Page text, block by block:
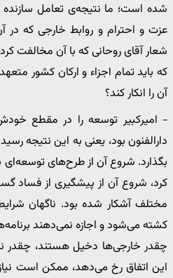
شده است؛ ما نتیجه‌ی تعامل سازنده
عزت و احترام و روابط خارجی که در
شعار آقای روحانی که با آن مخالفت
که باید تمام اجزاء و ارکان کشور
آن را انکار کند؟
- امیرکبیر توسعه را در مقطع
دارالفنون بود، یعنی به این نتیجه
بگذارد. شروع آن از طرح‌های
کرد، شروع آن از پیشگیری از فساد
مختلف آشکار شده بود. ناگهان
کشته می‌شود و اجازه نمی‌دهند
چقدر خارجی‌ها دخیل هستند، چقدر
این اتفاق رخ می‌دهد، ممکن است